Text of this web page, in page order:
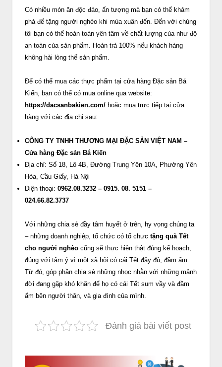
Có nhiều món ăn độc đáo, ấn tượng mà bạn có thể khám
phá để tặng người nghèo khi mùa xuân đến. Đến với chúng
tôi bạn có thể hoàn toàn yên tâm về chất lượng của như độ
an toàn của sản phẩm. Hoàn trả 100% nếu khách hàng
không hài lòng thể sản phẩm.
Để có thể mua các thực phẩm tại cửa hàng Đặc sản Bá
Kiến, bạn có thể có mua online qua website:
https://dacsanbakien.com/ hoặc mua trực tiếp tại cửa
hàng với các địa chỉ sau:
CÔNG TY TNHH THƯƠNG MẠI ĐẶC SẢN VIỆT NAM –
Cửa hàng Đặc sản Bá Kiến
Địa chỉ: Số 18, Lô 4B, Đường Trung Yên 10A, Phường Yên
Hòa, Cầu Giấy, Hà Nội
Điện thoại: 0962.08.3232 – 0915. 08. 5151 –
024.66.82.3737
Với những chia sẻ đầy tâm huyết ở trên, hy vọng chúng ta
– những doanh nghiệp, tổ chức có tổ chưc tặng quà Tết
cho người nghèo cũng sẽ thực hiện thật đúng kế hoạch,
đúng với tâm ý vì một xã hội có cái Tết đầy đủ, đầm ấm.
Từ đó, góp phần chia sẻ những nhọc nhằn với những mảnh
đời đang gặp khó khăn để họ có cái Tết sum vầy và đầm
ấm bên người thân, và gia đình của mình.
Đánh giá bài viết post